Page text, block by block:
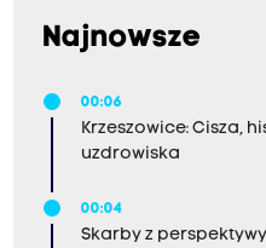
Najnowsze
00:06
Krzeszowice: Cisza,
uzdrowiska
00:04
Skarby z